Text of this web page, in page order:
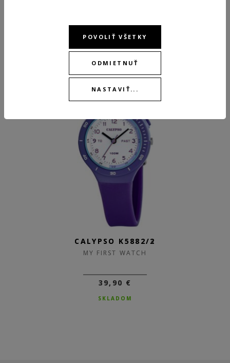
ODPORÚČANÉ PRODUKTY
NEW
CALYPSO K5882/3
MY FIRST WATCH
39,90 €
SKLADOM
NEW
CALYPSO K5882/2
MY FIRST WATCH
39,90 €
SKLADOM
POVOLIŤ VŠETKY
ODMIETNUŤ
NASTAVIŤ...